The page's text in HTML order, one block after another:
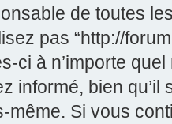
de toutes
pas “http://
ci à n’importe
informé, bien
même. Si vous